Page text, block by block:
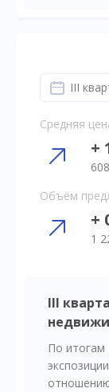
III
Средняя
+
Объём
+
1
III
По итогам